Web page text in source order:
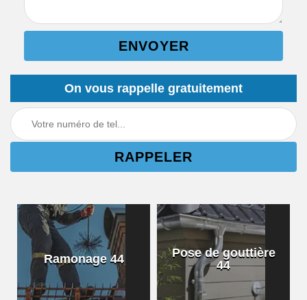
On vous rappelle gratuitement
Ramonage 44
Pose de gouttière
44